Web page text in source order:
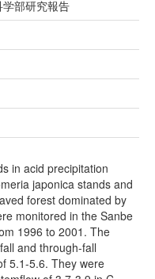
部研究報告
in acid precipitation
japonica stands and
forest dominated by
monitored in the Sanbe
1996 to 2001. The
and through-fall
5.1-5.6. They were